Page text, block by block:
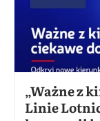
„Ważne z
Linie